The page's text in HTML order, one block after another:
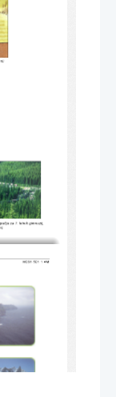
za 1. letnik gimnazij,
M061-501-1-4M